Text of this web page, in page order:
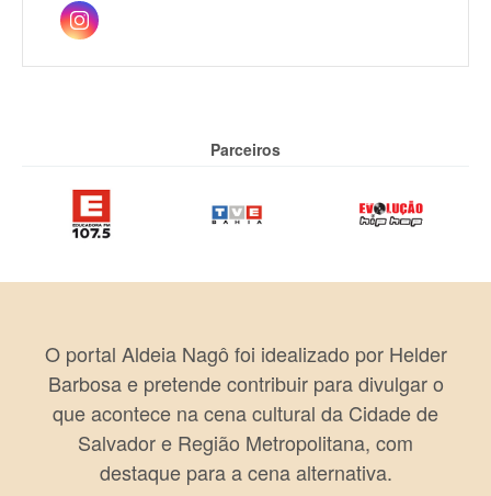
Parceiros
O portal Aldeia Nagô foi idealizado por Helder
Barbosa e pretende contribuir para divulgar o
que acontece na cena cultural da Cidade de
Salvador e Região Metropolitana, com
destaque para a cena alternativa.